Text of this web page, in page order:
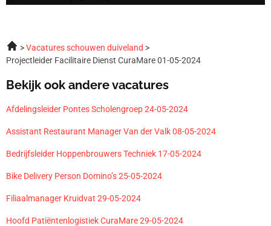
Vacatures schouwen duiveland
Projectleider Facilitaire Dienst CuraMare 01-05-2024
Bekijk ook andere vacatures
Afdelingsleider Pontes Scholengroep 24-05-2024
Assistant Restaurant Manager Van der Valk 08-05-2024
Bedrijfsleider Hoppenbrouwers Techniek 17-05-2024
Bike Delivery Person Domino’s 25-05-2024
Filiaalmanager Kruidvat 29-05-2024
Hoofd Patiëntenlogistiek CuraMare 29-05-2024